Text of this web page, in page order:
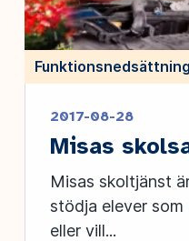
Funktionsnedsättning
2017-08-28
Misas
Misas skoltjänst
stödja elever som
eller vill...